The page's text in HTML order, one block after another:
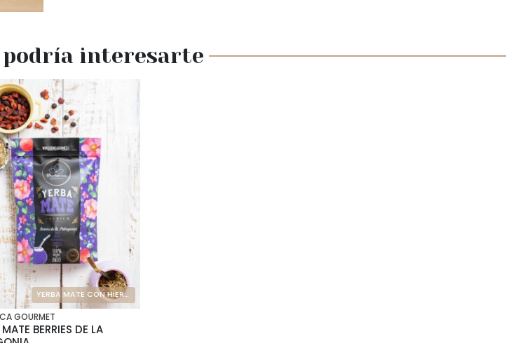
podría interesarte
YERBA MATE CON HIERBAS NATURALES
GOURMET
BERRIES DE LA